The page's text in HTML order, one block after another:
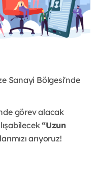
Sanayi Bölgesi'nde
görev alacak
“Uzun
arıyoruz!